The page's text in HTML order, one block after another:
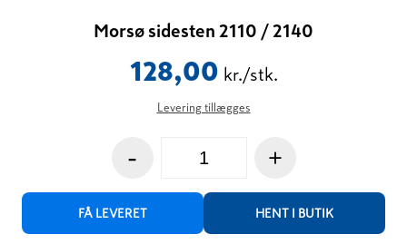
Morsø sidesten 2110 / 2140
128,00 kr./stk.
Levering tillægges
- +
FÅ LEVERET HENT I BUTIK